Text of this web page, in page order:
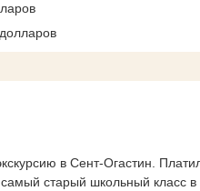
в Сент-Огастин.
старый школьный класс